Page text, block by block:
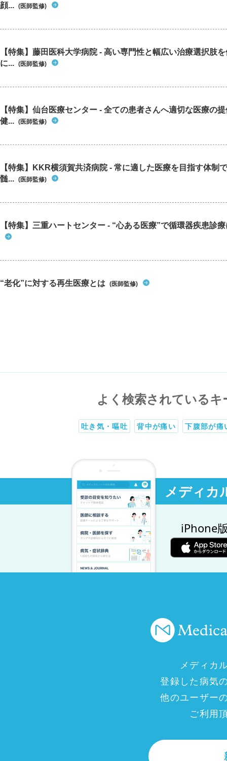
顔... (医師監修)
【特集】藤田医科大学病院 - 高い専門性と幅広い治療選択肢
に... (医師監修)
【特集】仙台医療センター - 全ての患者さんへ適切な医療の
健... (医師監修)
【特集】KKR横須賀共済病院 - 常に適した医療を目指す体制
髄... (医師監修)
【特集】三重ハートセンター - “心ある医療”で循環器疾患診
“老化”に対する再生医療とは (医師監修)
よく検索されているキ
吐き気・嘔吐 背中が痛い 下腹部が痛
メディカ
iPhone
メディカ
登録した病気
他のユーザー
ご利用